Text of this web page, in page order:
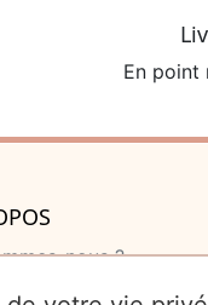
En point
nous ?